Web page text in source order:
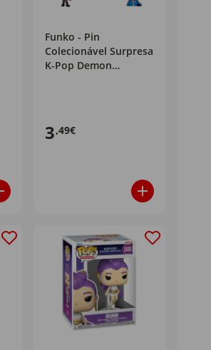
Funko - Pin
Colecionável Surpresa
K-Pop Demon
3,49€